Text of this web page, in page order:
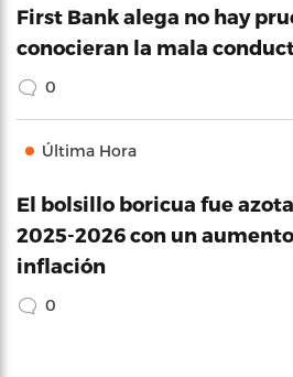
First Bank alega no hay
conocieran la mala
0
Última Hora
El bolsillo boricua fue
2025-2026 con un
inflación
0